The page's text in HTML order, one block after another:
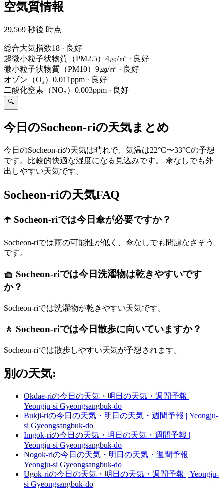
空気質情報
29,569 秒後 時点
総合大気指数18 · 良好
超微小粒子状物質（PM2.5） 4㎍/㎥ · 良好
微小粒子状物質（PM10） 9㎍/㎥ · 良好
オゾン（O₃） 0.011ppm · 良好
二酸化窒素（NO₂） 0.003ppm · 良好
🔍
今日のSocheon-riの天気まとめ
今日のSocheon-riの天気は晴れで、気温は22°C〜33°Cの予想
です。比較的快適な湿度になる見込みです。 傘なしでも外
出しやすい天気です。
Socheon-riの天気FAQ
☂️ Socheon-riでは今日傘が必要ですか？
Socheon-riでは雨の可能性が低く、傘なしでも問題なさそう
です。
🧺 Socheon-riでは今日洗濯物は乾きやすいです
か？
Socheon-riでは洗濯物が乾きやすい天気です。
🚶 Socheon-riでは今日散歩に向いていますか？
Socheon-riでは散歩しやすい天気が予想されます。
別の天気:
Okdae-riの今日の天気・明日の天気・週間予報 |
Yeongju-si Gyeongsangbuk-do
Bukji-riの今日の天気・明日の天気・週間予報 | Yeongju-
si Gyeongsangbuk-do
Imgok-riの今日の天気・明日の天気・週間予報 |
Yeongju-si Gyeongsangbuk-do
Nogok-riの今日の天気・明日の天気・週間予報 |
Yeongju-si Gyeongsangbuk-do
Ugok-riの今日の天気・明日の天気・週間予報 | Yeongju-
si Gyeongsangbuk-do